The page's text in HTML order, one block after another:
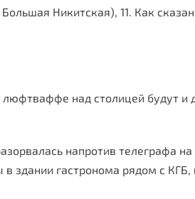
Никитская), 11. Как
над столицей будут и
напротив телеграфа на
здании гастронома рядом с КГБ,